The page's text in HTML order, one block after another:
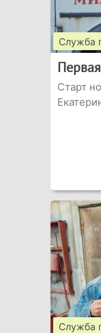
Служба
Старт
Служба